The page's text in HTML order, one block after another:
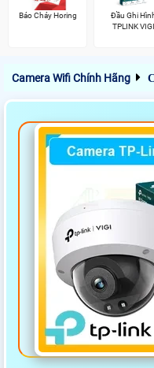
Báo Cháy Horing
Đầu Ghi
TPLINK VIGI
Camera Wifi Chính Hãng